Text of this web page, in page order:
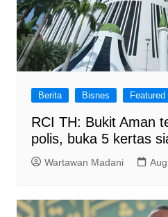
Berita Bisnes Featured
RCI TH: Bukit Aman
polis, buka 5 kertas
Wartawan Madani